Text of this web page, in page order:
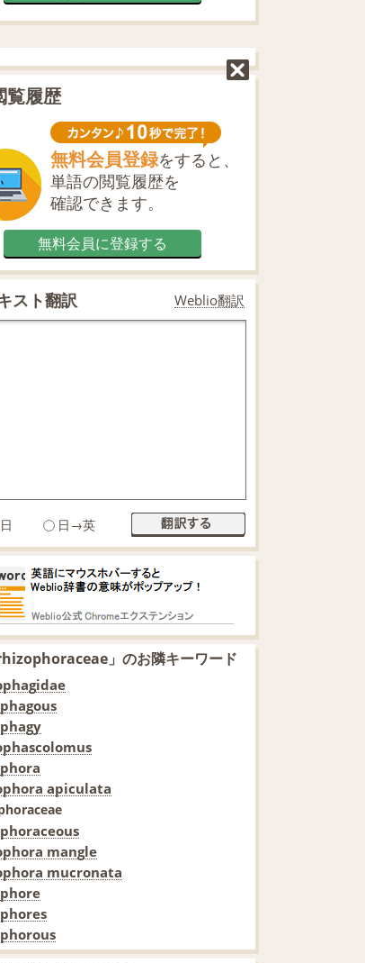
覧履歴
無料会員登録をすると、
単語の閲覧履歴を
確認できます。
無料会員に登録する
スト翻訳 Weblio翻訳
日→英
rhizophoraceae」のお隣キーワード
apiculata
mangle
mucronata